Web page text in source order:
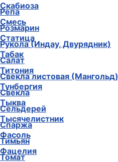
Скабиоза
Смесь
Статица
Табак
Титония
Тунбергия
Тыква
Тысячелистник
Фасоль
Фацелия
Репа
Розмарин
Рукола (Индау, Двурядник)
Салат
Свекла листовая (Мангольд)
Свекла
Сельдерей
Спаржа
Тимьян
Томат